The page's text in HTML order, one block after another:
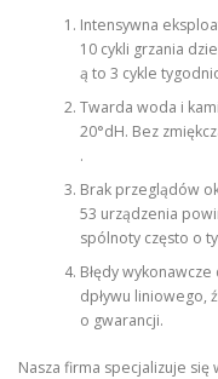
Intensywna
10 cykli grzania
ą to 3 cykle
Twarda woda i
20°dH. Bez
.
Brak przeglądów
53 urządzenia
spólnoty często o
Błędy
dpływu liniowego,
o gwarancji.
Nasza firma specjalizuje